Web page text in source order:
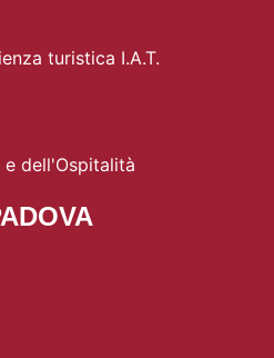
turistica I.A.T.
dell'Ospitalità